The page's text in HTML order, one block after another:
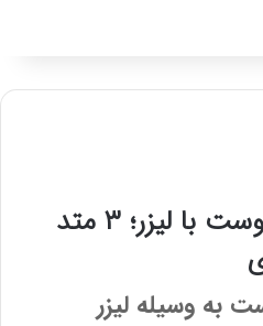
بهترین راه ترمیم پوست با لیزر؛ ۳ متد
به وسیله لیزر